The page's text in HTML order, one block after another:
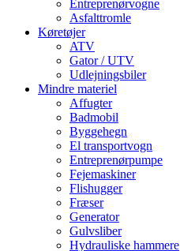
Entreprenørvogne
Asfalttromle
Køretøjer
ATV
Gator / UTV
Udlejningsbiler
Mindre materiel
Affugter
Badmobil
Byggehegn
El transportvogn
Entreprenørpumpe
Fejemaskiner
Flishugger
Fræser
Generator
Gulvsliber
Hydrauliske hammere